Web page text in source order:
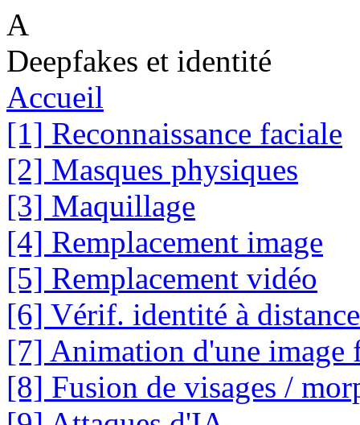
A
Deepfakes et identité
Accueil
[1] Reconnaissance faciale
[2] Masques physiques
[3] Maquillage
[4] Remplacement image
[5] Remplacement vidéo
[6] Vérif. identité à distance
[7] Animation d'une image
[8] Fusion de visages /